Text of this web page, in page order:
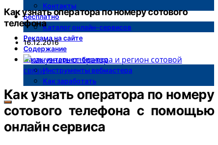
Контакты
Бесплатно
Каталог онлайн-сервисов
Реклама на сайте
Содержание
Пазлы интернет-бизнеса
Инструменты вебмастера
Как заработать
Как узнать оператора по номеру сотового
телефона
16.12.2016
Как узнать оператора по номеру
сотового телефона с помощью
онлайн сервиса